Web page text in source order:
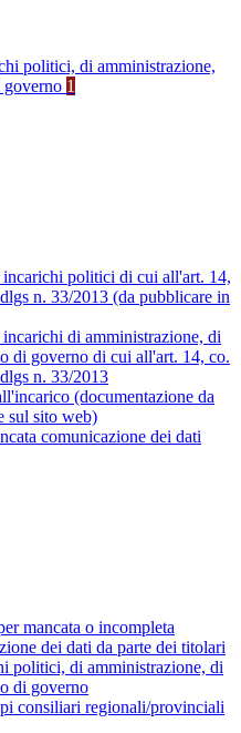
politici, di amministrazione,
1
politici di cui all'art. 14,
n. 33/2013 (da pubblicare in
di amministrazione, di
di governo di cui all'art. 14, co.
n. 33/2013
(documentazione da
sul sito web)
comunicazione dei dati
mancata o incompleta
dei dati da parte dei titolari
politici, di amministrazione, di
di governo
consiliari regionali/provinciali